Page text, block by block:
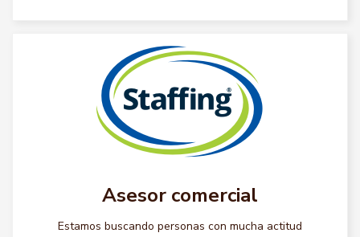
Asesor comercial
Estamos buscando personas con mucha actitud